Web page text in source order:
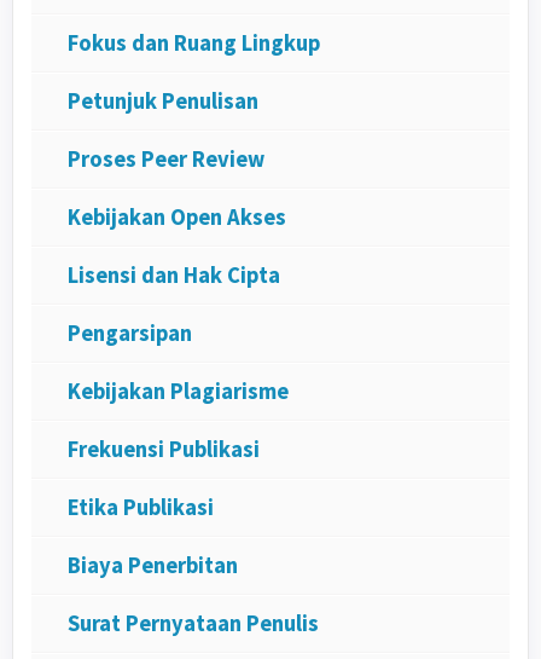
Fokus dan Ruang Lingkup
Petunjuk Penulisan
Proses Peer Review
Kebijakan Open Akses
Lisensi dan Hak Cipta
Pengarsipan
Kebijakan Plagiarisme
Frekuensi Publikasi
Etika Publikasi
Biaya Penerbitan
Surat Pernyataan Penulis